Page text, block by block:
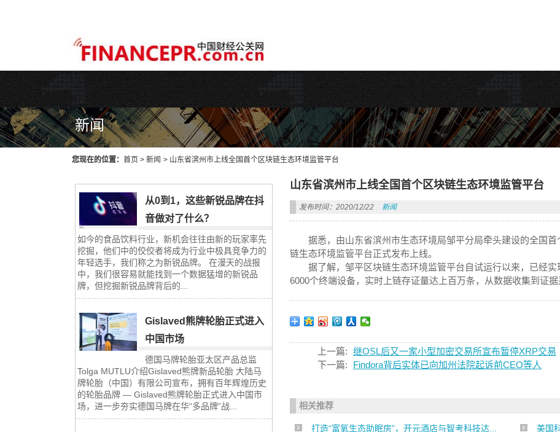
新闻
您现在的位置： 首页 > 新闻 > 山东省滨州市上线全国首个区块链生态环境监管平台
从0到1，这些新锐品牌在抖
音做对了什么？
如今的食品饮料行业，新机会往往由新的玩家率先
挖掘，他们中的佼佼者将成为行业中极具竞争力的
年轻选手，我们称之为新锐品牌。 在漫天的战报
中，我们很容易就能找到一个数据猛增的新锐品
牌，但挖掘新锐品牌背后的...
Gislaved熊牌轮胎正式进入
中国市场
德国马牌轮胎亚太区产品总监
Tolga MUTLU介绍Gislaved熊牌新品轮胎 大陆马
牌轮胎（中国）有限公司宣布，拥有百年辉煌历史
的轮胎品牌 — Gislaved熊牌轮胎正式进入中国市
场，进一步夯实德国马牌在华“多品牌”战...
山东省滨州市上线全国首个区块链生态环境监管平台
发布时间：2020/12/22 新闻
据悉，由山东省滨州市生态环境局邹平分局牵头建设的全国
链生态环境监管平台正式发布上线。
据了解，邹平区块链生态环境监管平台自试运行以来，已经
6000个终端设备，实时上链存证量达上百万条，从数据收集到证据
上一篇: 继OSL后又一家小型加密交易所宣布暂停XRP交易
下一篇:
Findora背后实体已向加州法院起诉前CEO等人
相关推荐
打造“富氧生态助眠房”，开元酒店与智考科技达...
美国